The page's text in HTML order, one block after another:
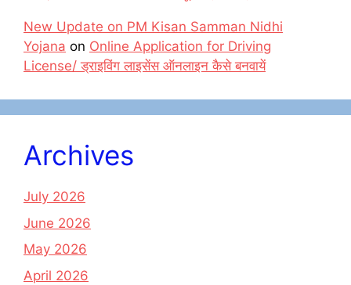
New Update on PM Kisan Samman Nidhi
Yojana on Online Application for Driving
License/ ड्राइविंग लाइसेंस ऑनलाइन कैसे बनवायें
Archives
July 2026
June 2026
May 2026
April 2026